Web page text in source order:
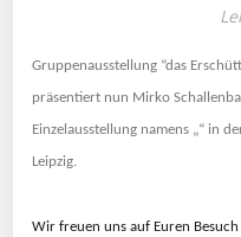
Gruppenausstellung “das
präsentiert nun Mirko
Einzelausstellung namens „“ in
Leipzig.
Wir freuen uns auf Euren